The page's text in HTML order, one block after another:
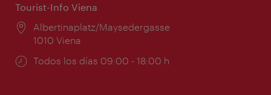
Tourist-Info Viena
Lugar:
Albertinaplatz/Maysedergasse
1010 Viena
Horarios
Todos los días 09:00 - 18:00 h